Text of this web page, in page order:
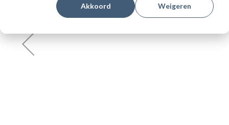
Akkoord Weigeren